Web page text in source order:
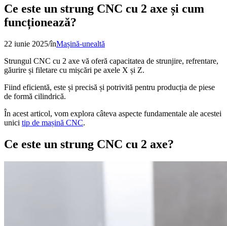
Ce este un strung CNC cu 2 axe și cum
funcționează?
22 iunie 2025/înMașină-unealtă
Strungul CNC cu 2 axe vă oferă capacitatea de strunjire, refrentare,
găurire și filetare cu mișcări pe axele X și Z.
Fiind eficientă, este și precisă și potrivită pentru producția de piese
de formă cilindrică.
În acest articol, vom explora câteva aspecte fundamentale ale acestei
unici tip de mașină CNC.
Ce este un strung CNC cu 2 axe?